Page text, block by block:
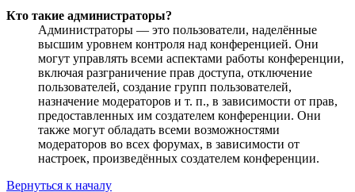
Кто такие администраторы?
Администраторы — это пользователи, наделённые
высшим уровнем контроля над конференцией. Они
могут управлять всеми аспектами работы конференции,
включая разграничение прав доступа, отключение
пользователей, создание групп пользователей,
назначение модераторов и т. п., в зависимости от прав,
предоставленных им создателем конференции. Они
также могут обладать всеми возможностями
модераторов во всех форумах, в зависимости от
настроек, произведённых создателем конференции.
Вернуться к началу